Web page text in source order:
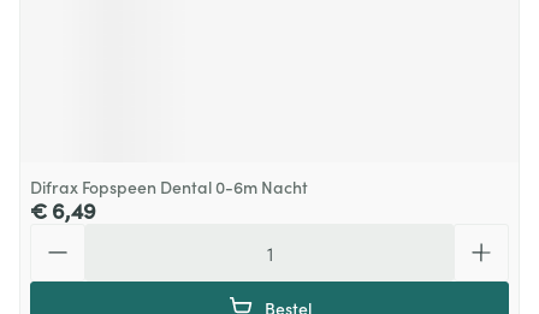
Difrax Fopspeen Dental 0-6m Nacht
€ 6,49
Bestel